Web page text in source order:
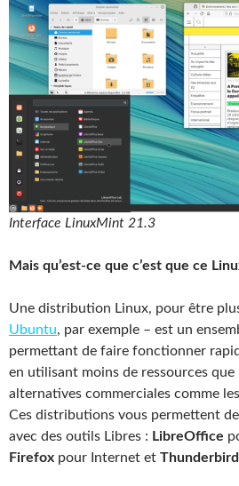
Interface LinuxMint 21.3
Mais qu’est-ce que c’est que ce
Une distribution Linux, pour être
Ubuntu, par exemple – est un
permettant de faire fonctionner
en utilisant moins de ressources
alternatives commerciales comme
Ces distributions vous permettent
avec des outils Libres : LibreOffice
Firefox pour Internet et Thunderbird